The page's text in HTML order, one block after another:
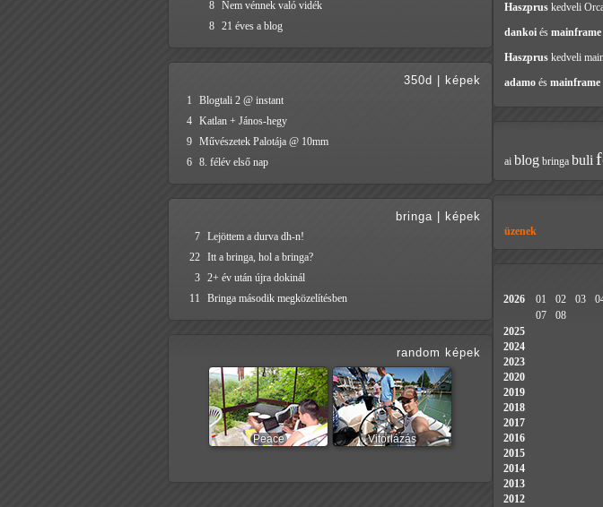
8 Nem vénnek való vidék
8 21 éves a blog
350d képek
1
Blogtali 2 @ instant
4 Katlan + János-hegy
9 Művészetek Palotája @ 10mm
6 8. félév első nap
bringa képek
7 Lejöttem a durva dh-n!
22 Itt a bringa, hol a bringa?
3 2+ év után újra dokinál
11
Bringa második megközelítésben
random képek
Peace Vitorlázás
Haszprus kedveli
dankoi és mainframe
Haszprus kedveli
adamo és mainframe
ai blog bringa buli
üzenek
2026 01 02 03
07
08
2025
2024
2023
2020
2019
2018
2017
2016
2015
2014
2013
2012